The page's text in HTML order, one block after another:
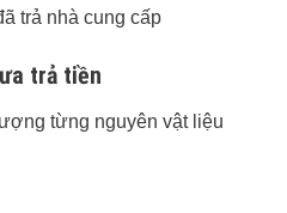
trả nhà cung cấp
trả tiền
từng nguyên vật liệu